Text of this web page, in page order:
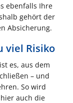
ebenfalls Ihre
gehört der
Absicherung.
viel Risiko
es, aus dem
– und
So wird
auch die